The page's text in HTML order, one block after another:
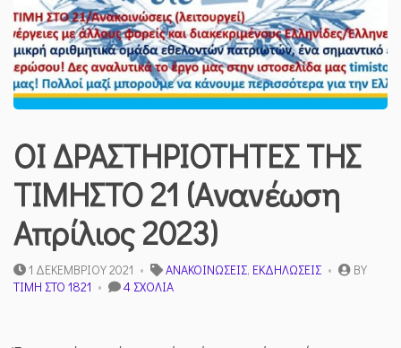
ΟΙ ΔΡΑΣΤΗΡΙΟΤΗΤΕΣ ΤΗΣ
ΤΙΜΗΣΤΟ 21 (Aνανέωση
Απρίλιος 2023)
1 ΔΕΚΕΜΒΡΊΟΥ 2021 ΑΝΑΚΟΙΝΏΣΕΙΣ, ΕΚΔΗΛΏΣΕΙΣ
BY
ΤΙΜΉ ΣΤΟ 1821
4 ΣΧΌΛΙΑΣΤΟ